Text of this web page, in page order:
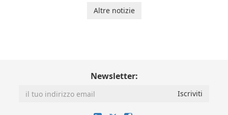
Altre notizie
Newsletter: